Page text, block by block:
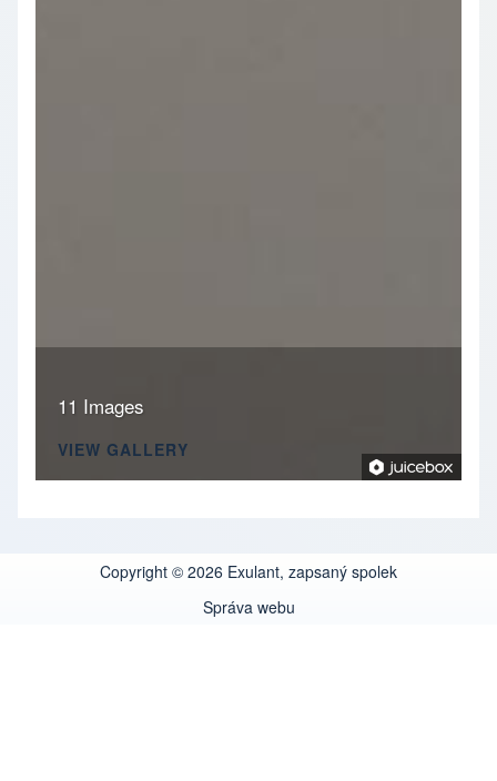
11 Images
VIEW GALLERY
Copyright © 2026 Exulant, zapsaný spolek
Správa webu